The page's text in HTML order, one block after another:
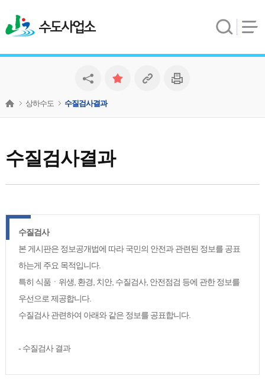
수도사업소
수질검사결과
상하수도 수질검사결과
수질검사
본 게시판은 정보공개법에 따라 국민의 안전과 관련된 정보를 공표
하는게 주요 목적입니다.
특히 식품ㆍ위생, 환경, 치안, 수질검사, 안전점검 등에 관한 정보를
우선으로 제공합니다.
수질검사 관련하여 아래와 같은 정보를 공표합니다.
- 수질검사 결과